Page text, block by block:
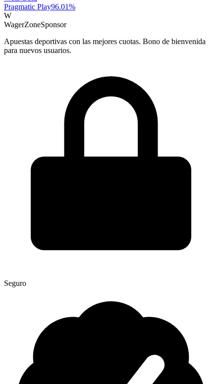
Pragmatic Play96.01%
W
WagerZoneSponsor
Apuestas deportivas con las mejores cuotas. Bono de bienvenida
para nuevos usuarios.
Seguro